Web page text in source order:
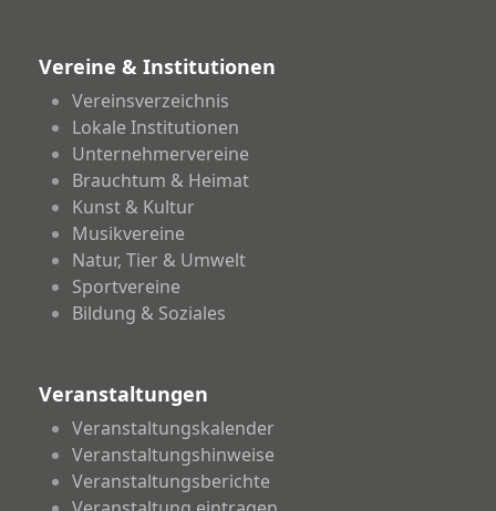
Vereine & Institutionen
Vereinsverzeichnis
Lokale Institutionen
Unternehmervereine
Brauchtum & Heimat
Kunst & Kultur
Musikvereine
Natur, Tier & Umwelt
Sportvereine
Bildung & Soziales
Veranstaltungen
Veranstaltungskalender
Veranstaltungshinweise
Veranstaltungsberichte